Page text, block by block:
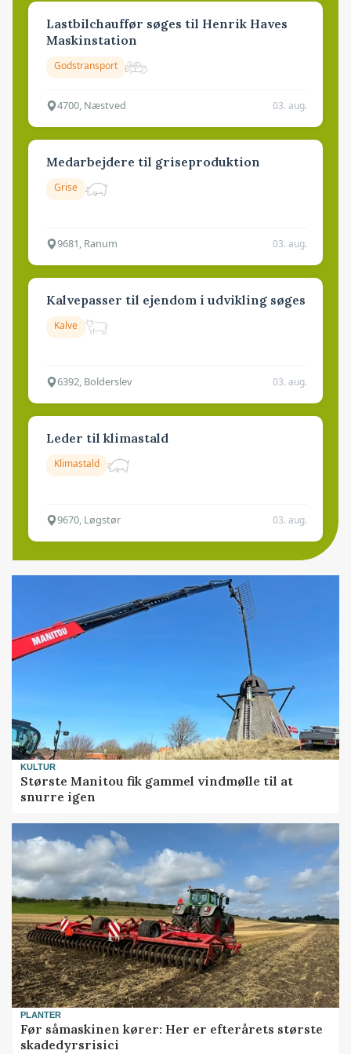
Lastbilchauffør søges til Henrik Haves
Maskinstation
Godstransport
4700, Næstved 03. aug.
Medarbejdere til griseproduktion
Grise
9681, Ranum 03. aug.
Kalvepasser til ejendom i udvikling søges
Kalve
6392, Bolderslev 03. aug.
Leder til klimastald
Klimastald
9670, Løgstør 03. aug.
KULTUR
Største Manitou fik gammel vindmølle til at
snurre igen
PLANTER
Før såmaskinen kører: Her er efterårets største
skadedyrsrisici